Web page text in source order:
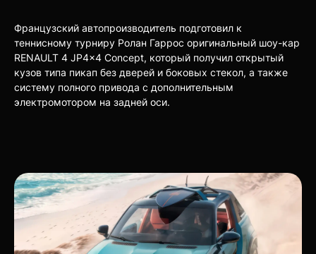
Французский автопроизводитель подготовил к
теннисному турниру Ролан Гаррос оригинальный шоу-кар
RENAULT 4 JP4x4 Concept, который получил открытый
кузов типа пикап без дверей и боковых стекол, а также
систему полного привода с дополнительным
электромотором на задней оси.